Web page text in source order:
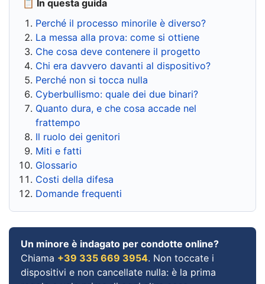
📋 In questa guida
Perché il processo minorile è diverso?
La messa alla prova: come si ottiene
Che cosa deve contenere il progetto
Chi era davvero davanti al dispositivo?
Perché non si tocca nulla
Cyberbullismo: quale dei due binari?
Quanto dura, e che cosa accade nel
frattempo
Il ruolo dei genitori
Miti e fatti
Glossario
Costi della difesa
Domande frequenti
Un minore è indagato per condotte online?
Chiama +39 335 669 3954. Non toccate i
dispositivi e non cancellate nulla: è la prima